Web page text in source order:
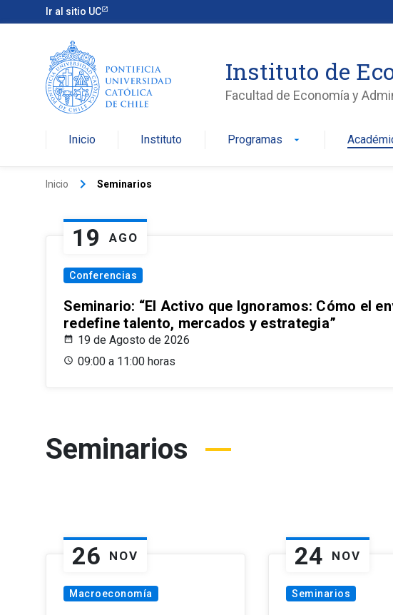
Ir al sitio UC
Instituto de
Facultad de Economía y
Inicio Instituto Programas arrow_drop_down
Inicio keyboard_arrow_right Seminarios
19 AGO
Conferencias
Seminario: “El Activo que Ignoramos: Cómo el
redefine talento, mercados y estrategia”
19 de Agosto de 2026
09:00 a 11:00 horas
Seminarios
26 NOV
Macroeconomía
24 NOV
Seminarios